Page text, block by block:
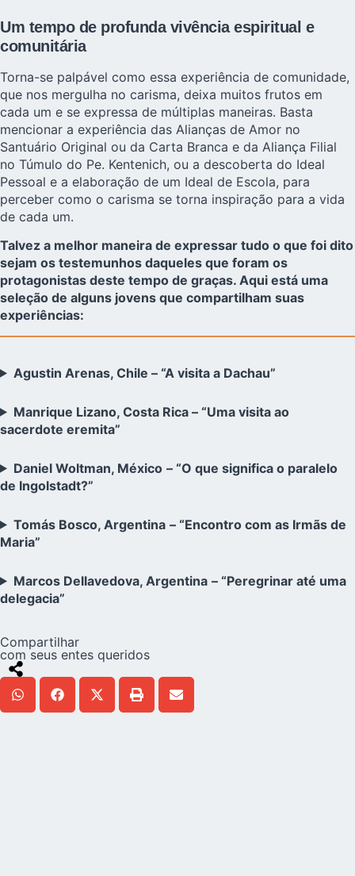
Um tempo de profunda vivência espiritual e
comunitária
Torna-se palpável como essa experiência de comunidade,
que nos mergulha no carisma, deixa muitos frutos em
cada um e se expressa de múltiplas maneiras. Basta
mencionar a experiência das Alianças de Amor no
Santuário Original ou da Carta Branca e da Aliança Filial
no Túmulo do Pe. Kentenich, ou a descoberta do Ideal
Pessoal e a elaboração de um Ideal de Escola, para
perceber como o carisma se torna inspiração para a vida
de cada um.
Talvez a melhor maneira de expressar tudo o que foi dito
sejam os testemunhos daqueles que foram os
protagonistas deste tempo de graças. Aqui está uma
seleção de alguns jovens que compartilham suas
experiências:
Agustin Arenas, Chile – “A visita a Dachau”
Manrique Lizano, Costa Rica – “Uma visita ao
sacerdote eremita”
Daniel Woltman, México – “O que significa o paralelo
de Ingolstadt?”
Tomás Bosco, Argentina – “Encontro com as Irmãs de
Maria”
Marcos Dellavedova, Argentina – “Peregrinar até uma
delegacia”
Compartilhar
com seus entes queridos